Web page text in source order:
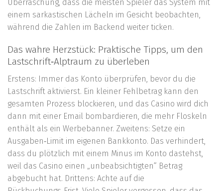
Überraschung, dass die meisten Spieler das System mit
einem sarkastischen Lächeln im Gesicht beobachten,
während die Zahlen im Backend weiter ticken.
Das wahre Herzstück: Praktische Tipps, um den
Lastschrift‑Alptraum zu überleben
Erstens: Immer das Konto überprüfen, bevor du die
Lastschrift aktivierst. Ein kleiner Fehlbetrag kann den
gesamten Prozess blockieren, und das Casino wird dich
dann mit einer Email bombardieren, die mehr Floskeln
enthält als ein Werbebanner. Zweitens: Setze ein
Ausgaben‑Limit im eigenen Bankkonto. Das verhindert,
dass du plötzlich mit einem Minus im Konto dastehst,
weil das Casino einen „unbeabsichtigten“ Betrag
abgebucht hat. Drittens: Achte auf die